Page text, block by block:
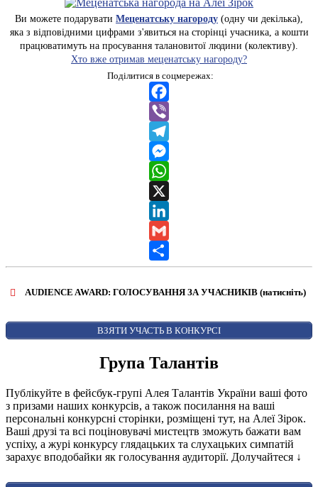
Ви можете подарувати Меценатську нагороду (одну чи декілька),
яка з відповідними цифрами з'явиться на сторінці учасника, а кошти
працюватимуть на просування талановитої людини (колективу).
Хто вже отримав меценатську нагороду?
Поділитися в соцмережах:
Facebook
Viber
Telegram
Messenger
WhatsApp
X
LinkedIn
Gmail
Share
AUDIENCE AWARD: ГОЛОСУВАННЯ ЗА УЧАСНИКІВ (натисніть)
AUDIENCE AWARD
ВЗЯТИ УЧАСТЬ В КОНКУРСІ
Група Талантів
Публікуйте в фейсбук-групі Алея Талантів України ваші фото
з призами наших конкурсів, а також посилання на ваші
персональні конкурсні сторінки, розміщені тут, на Алеї Зірок.
Ваші друзі та всі поціновувачі мистецтв зможуть бажати вам
успіху, а журі конкурсу глядацьких та слухацьких симпатій
зарахує вподобайки як голосування аудиторії. Долучайтеся ↓